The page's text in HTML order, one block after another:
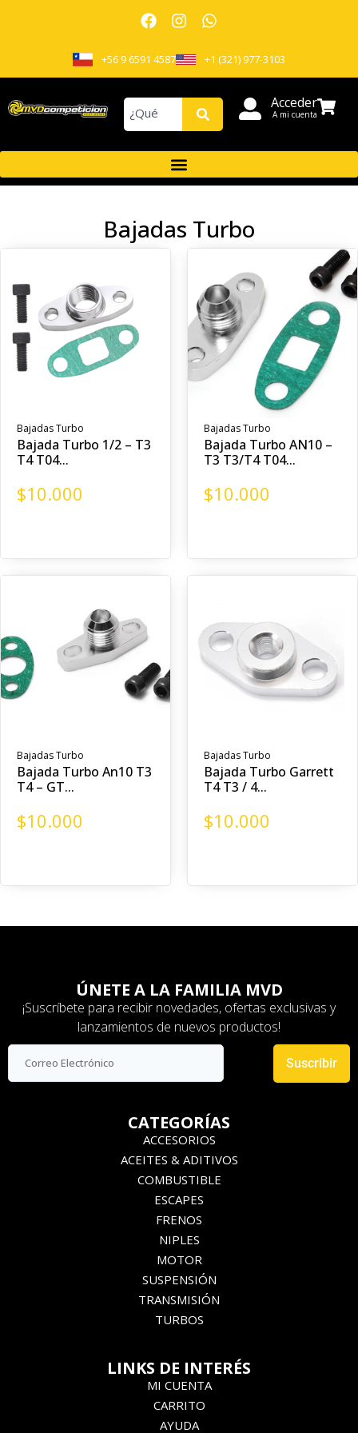
+56 9 6591 4587 +1 (321) 977-3103
Acceder
A mi cuenta
Bajadas Turbo
Bajadas Turbo
Bajada Turbo 1/2 – T3
T4 T04...
$10.000
Bajadas Turbo
Bajada Turbo AN10 –
T3 T3/T4 T04...
$10.000
Bajadas Turbo
Bajada Turbo An10 T3
T4 – GT...
$10.000
Bajadas Turbo
Bajada Turbo Garrett
T4 T3 / 4...
$10.000
ÚNETE A LA FAMILIA MVD
¡Suscríbete para recibir novedades, ofertas exclusivas y
lanzamientos de nuevos productos!
Suscribir
CATEGORÍAS
ACCESORIOS
ACEITES & ADITIVOS
COMBUSTIBLE
ESCAPES
FRENOS
NIPLES
MOTOR
SUSPENSIÓN
TRANSMISIÓN
TURBOS
LINKS DE INTERÉS
MI CUENTA
CARRITO
AYUDA